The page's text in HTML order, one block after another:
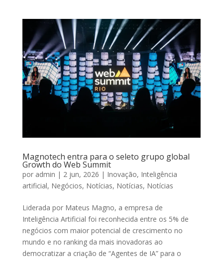
Magnotech entra para o seleto grupo global
Growth do Web Summit
por admin | 2 jun, 2026 | Inovação, Inteligência
artificial, Negócios, Notícias, Notícias, Notícias
Liderada por Mateus Magno, a empresa de
Inteligência Artificial foi reconhecida entre os 5% de
negócios com maior potencial de crescimento no
mundo e no ranking da mais inovadoras ao
democratizar a criação de “Agentes de IA” para o